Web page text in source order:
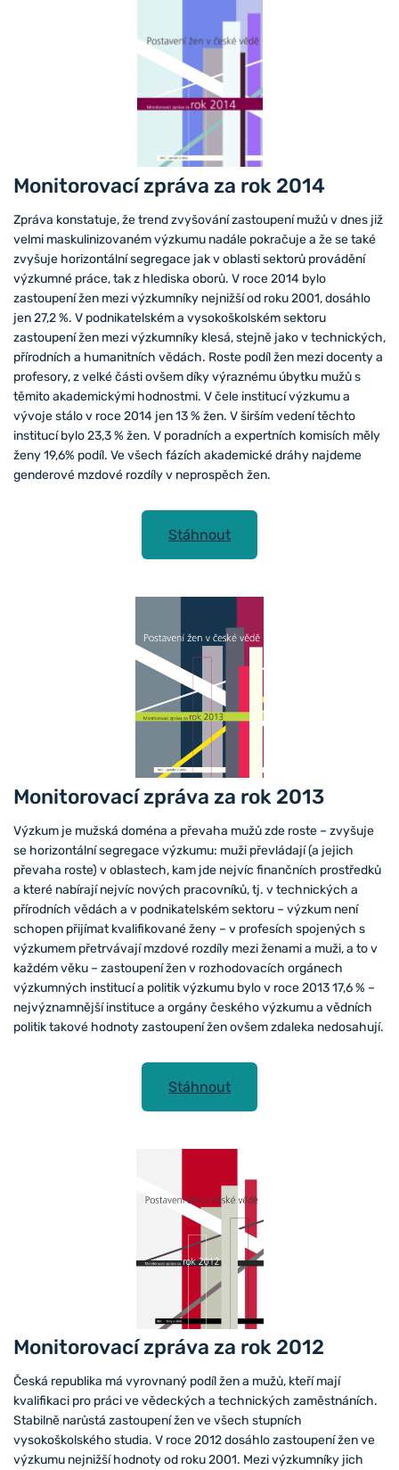
Monitorovací zpráva za rok 2014
Zpráva konstatuje, že trend zvyšování zastoupení mužů v dnes již
velmi maskulinizovaném výzkumu nadále pokračuje a že se také
zvyšuje horizontální segregace jak v oblasti sektorů provádění
výzkumné práce, tak z hlediska oborů. V roce 2014 bylo
zastoupení žen mezi výzkumníky nejnižší od roku 2001, dosáhlo
jen 27,2 %. V podnikatelském a vysokoškolském sektoru
zastoupení žen mezi výzkumníky klesá, stejně jako v technických,
přírodních a humanitních vědách. Roste podíl žen mezi docenty a
profesory, z velké části ovšem díky výraznému úbytku mužů s
těmito akademickými hodnostmi. V čele institucí výzkumu a
vývoje stálo v roce 2014 jen 13 % žen. V širším vedení těchto
institucí bylo 23,3 % žen. V poradních a expertních komisích měly
ženy 19,6% podíl. Ve všech fázích akademické dráhy najdeme
genderové mzdové rozdíly v neprospěch žen.
Stáhnout
Monitorovací zpráva za rok 2013
Výzkum je mužská doména a převaha mužů zde roste – zvyšuje
se horizontální segregace výzkumu: muži převládají (a jejich
převaha roste) v oblastech, kam jde nejvíc finančních prostředků
a které nabírají nejvíc nových pracovníků, tj. v technických a
přírodních vědách a v podnikatelském sektoru – výzkum není
schopen přijímat kvalifikované ženy – v profesích spojených s
výzkumem přetrvávají mzdové rozdíly mezi ženami a muži, a to v
každém věku – zastoupení žen v rozhodovacích orgánech
výzkumných institucí a politik výzkumu bylo v roce 2013 17,6 % –
nejvýznamnější instituce a orgány českého výzkumu a vědních
politik takové hodnoty zastoupení žen ovšem zdaleka nedosahují.
Stáhnout
Monitorovací zpráva za rok 2012
Česká republika má vyrovnaný podíl žen a mužů, kteří mají
kvalifikaci pro práci ve vědeckých a technických zaměstnáních.
Stabilně narůstá zastoupení žen ve všech stupních
vysokoškolského studia. V roce 2012 dosáhlo zastoupení žen ve
výzkumu nejnižší hodnoty od roku 2001. Mezi výzkumníky jich